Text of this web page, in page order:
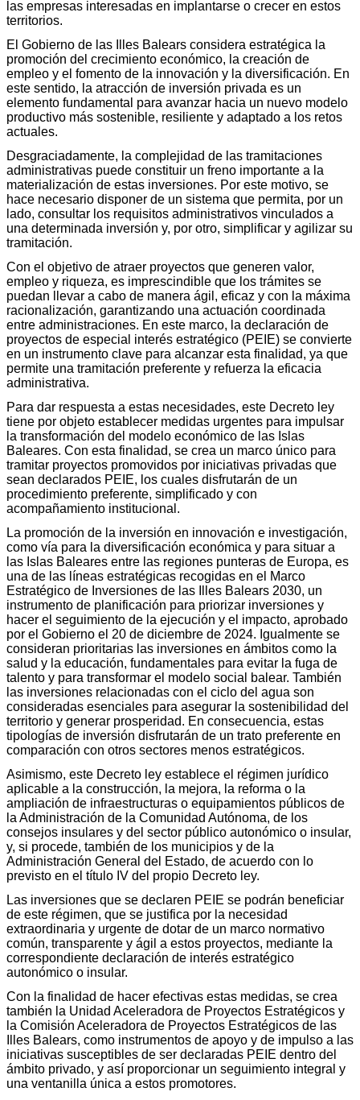
las empresas interesadas en implantarse o crecer en estos
territorios.
El Gobierno de las Illes Balears considera estratégica la
promoción del crecimiento económico, la creación de
empleo y el fomento de la innovación y la diversificación. En
este sentido, la atracción de inversión privada es un
elemento fundamental para avanzar hacia un nuevo modelo
productivo más sostenible, resiliente y adaptado a los retos
actuales.
Desgraciadamente, la complejidad de las tramitaciones
administrativas puede constituir un freno importante a la
materialización de estas inversiones. Por este motivo, se
hace necesario disponer de un sistema que permita, por un
lado, consultar los requisitos administrativos vinculados a
una determinada inversión y, por otro, simplificar y agilizar su
tramitación.
Con el objetivo de atraer proyectos que generen valor,
empleo y riqueza, es imprescindible que los trámites se
puedan llevar a cabo de manera ágil, eficaz y con la máxima
racionalización, garantizando una actuación coordinada
entre administraciones. En este marco, la declaración de
proyectos de especial interés estratégico (PEIE) se convierte
en un instrumento clave para alcanzar esta finalidad, ya que
permite una tramitación preferente y refuerza la eficacia
administrativa.
Para dar respuesta a estas necesidades, este Decreto ley
tiene por objeto establecer medidas urgentes para impulsar
la transformación del modelo económico de las Islas
Baleares. Con esta finalidad, se crea un marco único para
tramitar proyectos promovidos por iniciativas privadas que
sean declarados PEIE, los cuales disfrutarán de un
procedimiento preferente, simplificado y con
acompañamiento institucional.
La promoción de la inversión en innovación e investigación,
como vía para la diversificación económica y para situar a
las Islas Baleares entre las regiones punteras de Europa, es
una de las líneas estratégicas recogidas en el Marco
Estratégico de Inversiones de las Illes Balears 2030, un
instrumento de planificación para priorizar inversiones y
hacer el seguimiento de la ejecución y el impacto, aprobado
por el Gobierno el 20 de diciembre de 2024. Igualmente se
consideran prioritarias las inversiones en ámbitos como la
salud y la educación, fundamentales para evitar la fuga de
talento y para transformar el modelo social balear. También
las inversiones relacionadas con el ciclo del agua son
consideradas esenciales para asegurar la sostenibilidad del
territorio y generar prosperidad. En consecuencia, estas
tipologías de inversión disfrutarán de un trato preferente en
comparación con otros sectores menos estratégicos.
Asimismo, este Decreto ley establece el régimen jurídico
aplicable a la construcción, la mejora, la reforma o la
ampliación de infraestructuras o equipamientos públicos de
la Administración de la Comunidad Autónoma, de los
consejos insulares y del sector público autonómico o insular,
y, si procede, también de los municipios y de la
Administración General del Estado, de acuerdo con lo
previsto en el título IV del propio Decreto ley.
Las inversiones que se declaren PEIE se podrán beneficiar
de este régimen, que se justifica por la necesidad
extraordinaria y urgente de dotar de un marco normativo
común, transparente y ágil a estos proyectos, mediante la
correspondiente declaración de interés estratégico
autonómico o insular.
Con la finalidad de hacer efectivas estas medidas, se crea
también la Unidad Aceleradora de Proyectos Estratégicos y
la Comisión Aceleradora de Proyectos Estratégicos de las
Illes Balears, como instrumentos de apoyo y de impulso a las
iniciativas susceptibles de ser declaradas PEIE dentro del
ámbito privado, y así proporcionar un seguimiento integral y
una ventanilla única a estos promotores.